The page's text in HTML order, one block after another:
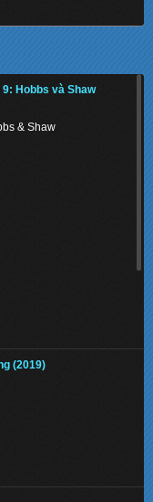
- Eve
Hobbs và Shaw
& Shaw
(2019)